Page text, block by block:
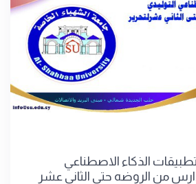
الذكاء الاصطناعي